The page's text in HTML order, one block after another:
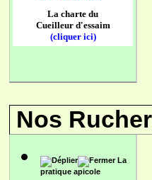
La charte du
Cueilleur d'essaim
(cliquer ici)
Nos
La
pratique apicole